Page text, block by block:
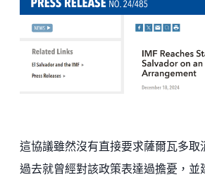
這協議雖然沒有直接要求薩爾瓦多
過去就曾經對該政策表達過擔憂，並